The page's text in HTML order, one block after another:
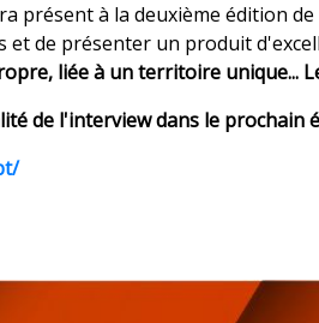
présent à la deuxième édition de
et de présenter un produit
liée à un territoire unique...
de l'interview dans le prochain